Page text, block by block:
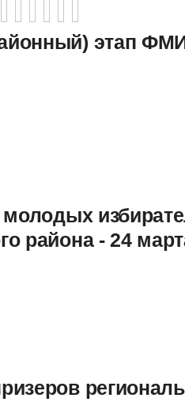
этап
района - 24